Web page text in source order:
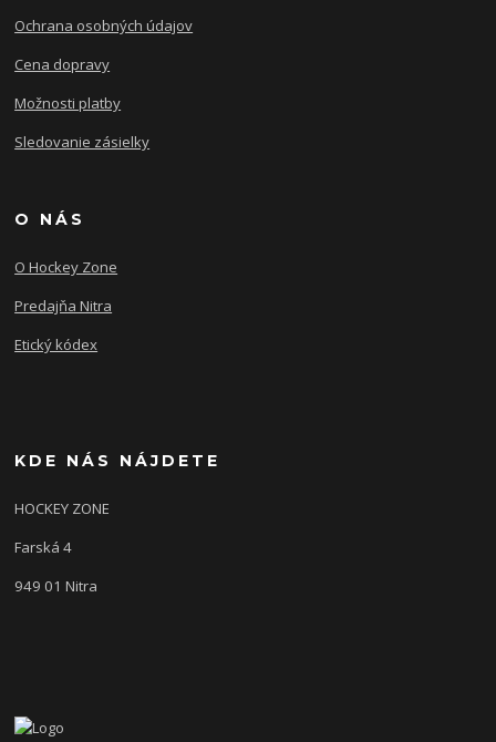
Ochrana osobných údajov
Cena dopravy
Možnosti platby
Sledovanie zásielky
O NÁS
O Hockey Zone
Predajňa Nitra
Etický kódex
KDE NÁS NÁJDETE
HOCKEY ZONE
Farská 4
949 01 Nitra